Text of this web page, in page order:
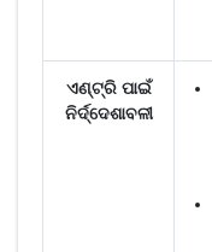
ଏଣ୍ଟ୍ରି ପାଇଁ
ନିର୍ଦ୍ଦେଶାବଳୀ